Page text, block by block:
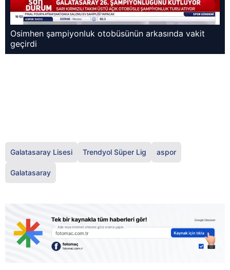
Osimhen şampiyonluk otobüsünün arkasında vakit
geçirdi
Galatasaray Lisesi Trendyol Süper Lig aspor
Galatasaray